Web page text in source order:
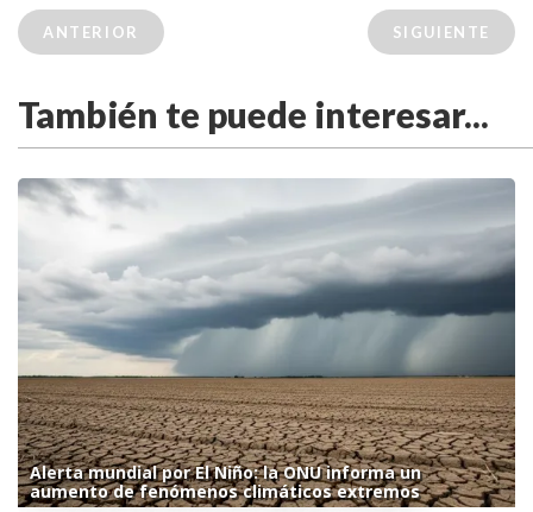
ANTERIOR SIGUIENTE
También te puede interesar...
Alerta mundial por El Niño: la ONU informa un
aumento de fenómenos climáticos extremos